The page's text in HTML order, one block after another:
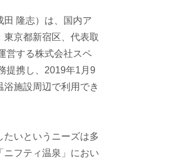
隆志）は、国内ア
京都新宿区、代表取
営する株式会社スペ
提携し、2019年1月9
施設周辺で利用でき
たいというニーズは多
ニフティ温泉」におい